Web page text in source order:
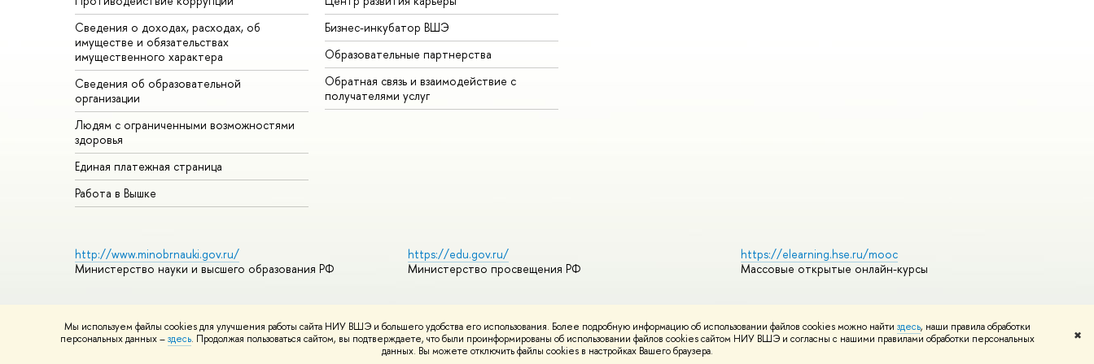
Мы используем файлы cookies для улучшения работы сайта НИУ ВШЭ и большего удобства его использования. Более подробную информацию об использовании файлов cookies можно найти здесь, наши правила обработки
персональных данных –здесь. Продолжая пользоваться сайтом, вы подтверждаете, что были проинформированы об использовании файлов cookies сайтом НИУ ВШЭ и согласны с нашими правилами обработки персональных
данных. Вы можете отключить файлы cookies в настройках Вашего браузера.
✖
Сведения о доходах, расходах, о
имуществе и обязательствах
имущественного характера
Сведения об образовательной
организации
Людям с ограниченными возможностями
здоровья
Единая платежная страница
Работа в Вышке
Бизнес-инкубатор ВШЭ
Образовательные партнерства
Обратная связь и взаимодействие с
получателями услу
http://www.minobrnauki.gov.ru/
Министерство науки и высшего образования РФ
https://edu.gov.ru/
Министерство просвещения РФ
https://elearning.hse.ru/mooc
Массовые открытые онлайн-курсы
© НИУ ВШЭ 1993–2026 Адреса и контактыУсловия использования материалоПолитика конфиденциальностиКарта сайта
Шрифты HSE Sans и HSE Slab разработаныШколе дизайна НИУ ВШЭ
Редактору